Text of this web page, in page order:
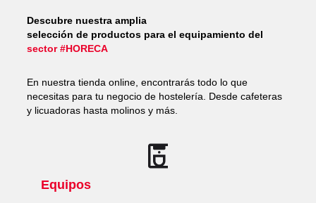
Descubre nuestra amplia
selección de productos para el equipamiento del
sector #HORECA
En nuestra tienda online, encontrarás todo lo que
necesitas para tu negocio de hostelería. Desde cafeteras
y licuadoras hasta molinos y más.
Equipos